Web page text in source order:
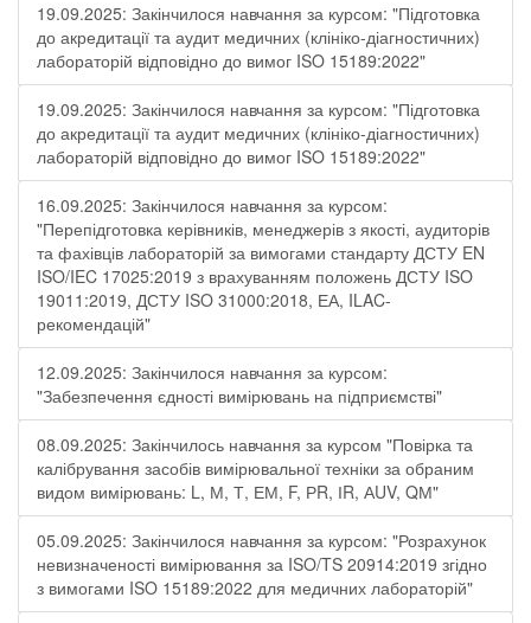
19.09.2025: Закінчилося навчання за курсом: "Підготовка
до акредитації та аудит медичних (клініко-діагностичних)
лабораторій відповідно до вимог ISO 15189:2022"
19.09.2025: Закінчилося навчання за курсом: "Підготовка
до акредитації та аудит медичних (клініко-діагностичних)
лабораторій відповідно до вимог ISO 15189:2022"
16.09.2025: Закінчилося навчання за курсом:
"Перепідготовка керівників, менеджерів з якості, аудиторів
та фахівців лабораторій за вимогами стандарту ДСТУ EN
ISO/IEC 17025:2019 з врахуванням положень ДСТУ ISO
19011:2019, ДСТУ ISO 31000:2018, ЕА, ILAC-
рекомендацій"
12.09.2025: Закінчилося навчання за курсом:
"Забезпечення єдності вимірювань на підприємстві"
08.09.2025: Закінчилось навчання за курсом "Повірка та
калібрування засобів вимірювальної техніки за обраним
видом вимірювань: L, М, Т, ЕМ, F, РR, ІR, АUV, QМ"
05.09.2025: Закінчилося навчання за курсом: "Розрахунок
невизначеності вимірювання за ISO/TS 20914:2019 згідно
з вимогами ISO 15189:2022 для медичних лабораторій"